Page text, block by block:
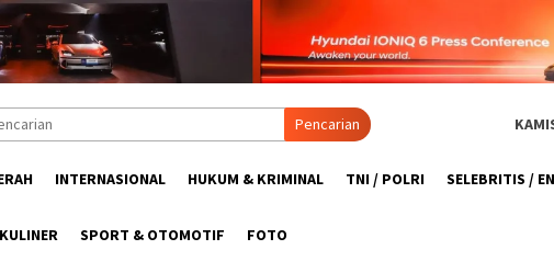
Pencarian
INTERNASIONAL HUKUM & KRIMINAL TNI / POLRI SELEBRITIS /
KULINER SPORT & OTOMOTIF FOTO